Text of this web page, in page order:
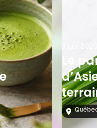
Le